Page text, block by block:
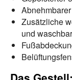
Zusätzliche
und